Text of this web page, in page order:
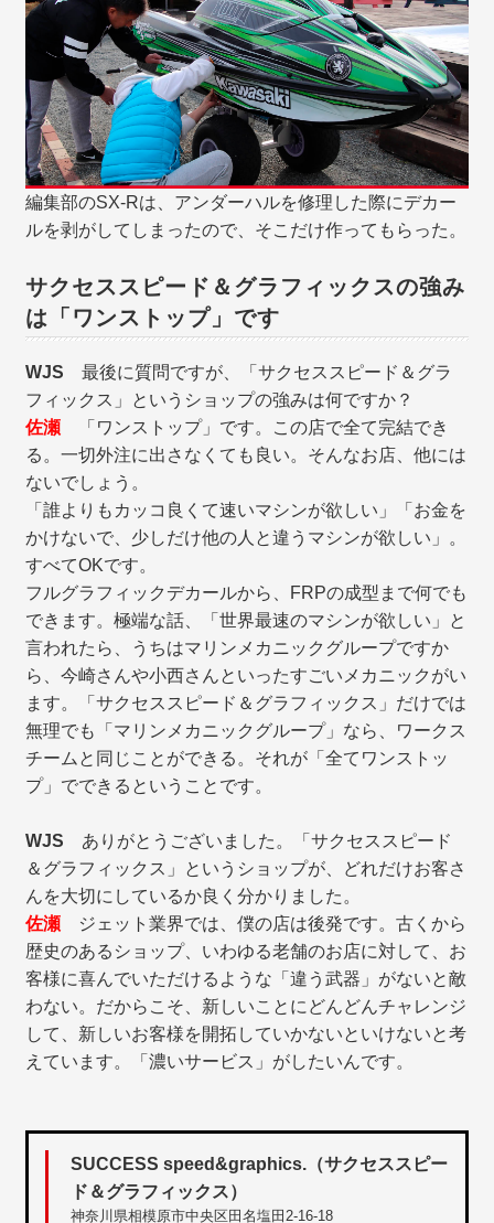
編集部のSX-Rは、アンダーハルを修理した際にデカー
ルを剥がしてしまったので、そこだけ作ってもらった。
サクセススピード＆グラフィックスの強み
は「ワンストップ」です
WJS 最後に質問ですが、「サクセススピード＆グラ
フィックス」というショップの強みは何ですか？
佐瀬 「ワンストップ」です。この店で全て完結でき
る。一切外注に出さなくても良い。そんなお店、他には
ないでしょう。
「誰よりもカッコ良くて速いマシンが欲しい」「お金を
かけないで、少しだけ他の人と違うマシンが欲しい」。
すべてOKです。
フルグラフィックデカールから、FRPの成型まで何でも
できます。極端な話、「世界最速のマシンが欲しい」と
言われたら、うちはマリンメカニックグループですか
ら、今崎さんや小西さんといったすごいメカニックがい
ます。「サクセススピード＆グラフィックス」だけでは
無理でも「マリンメカニックグループ」なら、ワークス
チームと同じことができる。それが「全てワンストッ
プ」でできるということです。
WJS ありがとうございました。「サクセススピード
＆グラフィックス」というショップが、どれだけお客さ
んを大切にしているか良く分かりました。
佐瀬 ジェット業界では、僕の店は後発です。古くから
歴史のあるショップ、いわゆる老舗のお店に対して、お
客様に喜んでいただけるような「違う武器」がないと敵
わない。だからこそ、新しいことにどんどんチャレンジ
して、新しいお客様を開拓していかないといけないと考
えています。「濃いサービス」がしたいんです。
SUCCESS speed&graphics.（サクセススピー
ド＆グラフィックス）
神奈川県相模原市中央区田名塩田2-16-18